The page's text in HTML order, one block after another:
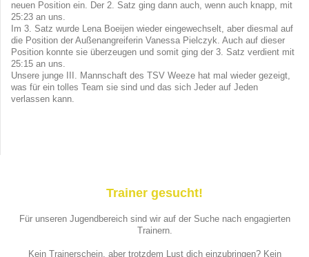
neuen Position ein. Der 2. Satz ging dann auch, wenn auch knapp, mit
25:23 an uns.
Im 3. Satz wurde Lena Boeijen wieder eingewechselt, aber diesmal auf
die Position der Außenangreiferin Vanessa Pielczyk. Auch auf dieser
Position konnte sie überzeugen und somit ging der 3. Satz verdient mit
25:15 an uns.
Unsere junge III. Mannschaft des TSV Weeze hat mal wieder gezeigt,
was für ein tolles Team sie sind und das sich Jeder auf Jeden
verlassen kann.
Trainer gesucht!
Für unseren Jugendbereich sind wir auf der Suche nach engagierten
Trainern.
Kein Trainerschein, aber trotzdem Lust dich einzubringen? Kein